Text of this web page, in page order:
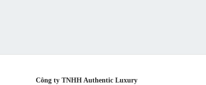
Công ty TNHH Authentic Luxury